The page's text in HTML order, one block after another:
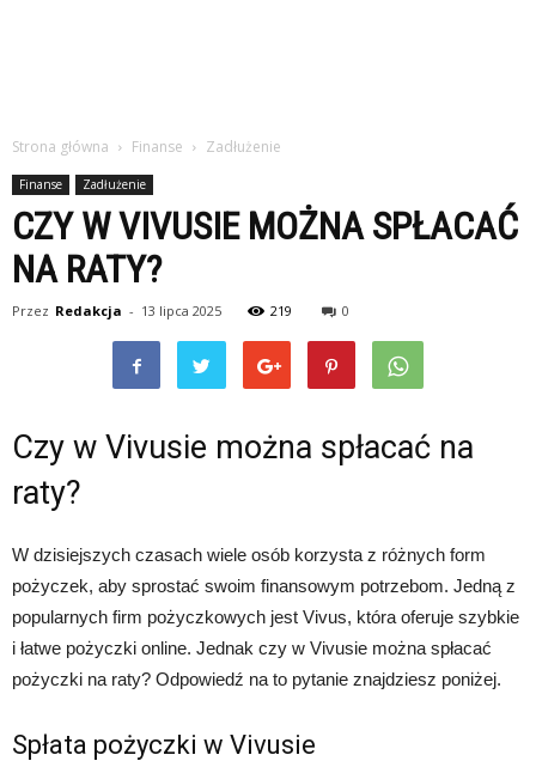
Strona główna Finanse Zadłużenie
Finanse Zadłużenie
CZY W VIVUSIE MOŻNA SPŁACAĆ
NA RATY?
Przez Redakcja - 13 lipca 2025 219 0
Czy w Vivusie można spłacać na
raty?
W dzisiejszych czasach wiele osób korzysta z różnych form
pożyczek, aby sprostać swoim finansowym potrzebom. Jedną z
popularnych firm pożyczkowych jest Vivus, która oferuje szybkie
i łatwe pożyczki online. Jednak czy w Vivusie można spłacać
pożyczki na raty? Odpowiedź na to pytanie znajdziesz poniżej.
Spłata pożyczki w Vivusie